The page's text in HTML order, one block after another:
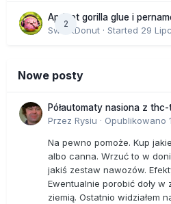
2
Apricot gorilla glue i
SweetDonut · Started 29
Nowe posty
Półautomaty nasiona z
Przez Rysiu · Opublikowano
Na pewno pomoże. Kup
albo canna. Wrzuć to w
jakiś zestaw nawozów.
Ewentualnie porobić doły w
ziemią. Ostatnio widziałem